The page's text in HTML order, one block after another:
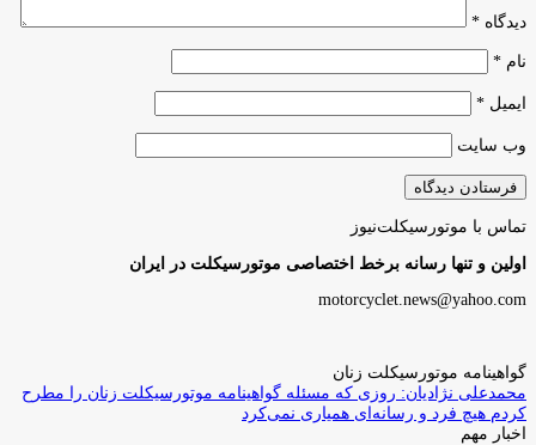
دیدگاه *
نام *
ایمیل *
وب‌ سایت
تماس با موتورسیکلت‌نیوز
اولین و تنها رسانه برخط اختصاصی موتورسیکلت در ایران
motorcyclet.news@yahoo.com
گواهینامه موتورسیکلت زنان
محمدعلی نژادیان: روزی که مسئله گواهینامه موتورسیکلت زنان را مطرح
کردم هیچ فرد و رسانه‌ای همیاری نمی‌کرد
اخبار مهم